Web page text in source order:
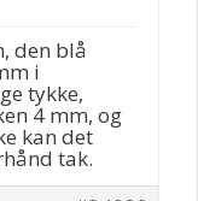
den blå
i
tykke,
4 mm, og
kan det
tak.